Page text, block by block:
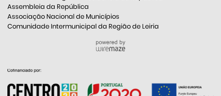
Assembleia da República
Associação Nacional de Municípios
Comunidade Intermunicipal da Região de Leiria